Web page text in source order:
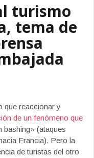
turismo
tema de
que reaccionar y
de un fenómeno que
bashing» (ataques
Francia). Pero la
de turistas del otro